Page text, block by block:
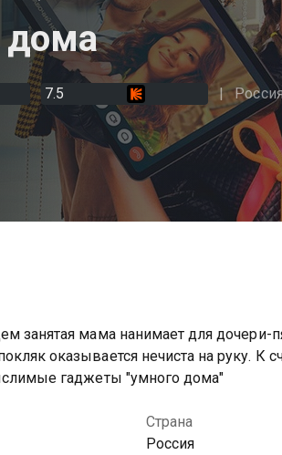
дома
7.5 Россия
занятая мама нанимает для
оказывается нечиста на руку. К
гаджеты "умного дома"
Страна
Россия